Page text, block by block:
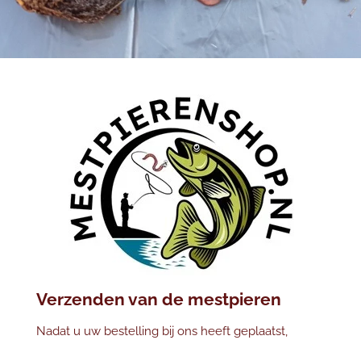
Verzenden van de mestpieren
Nadat u uw bestelling bij ons heeft geplaatst,